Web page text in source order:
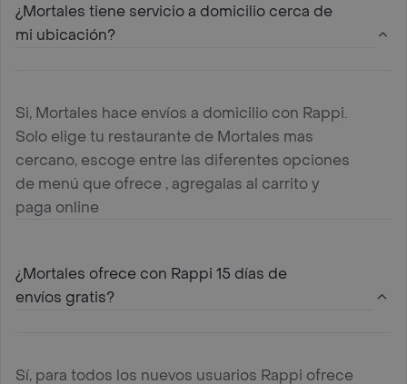
¿Mortales tiene servicio a domicilio cerca de
mi ubicación?
Si, Mortales hace envíos a domicilio con Rappi.
Solo elige tu restaurante de Mortales mas
cercano, escoge entre las diferentes opciones
de menú que ofrece , agregalas al carrito y
paga online
¿Mortales ofrece con Rappi 15 días de
envíos gratis?
Sí, para todos los nuevos usuarios Rappi ofrece